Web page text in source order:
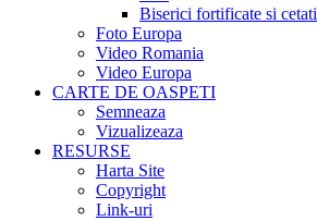
Biserici fortificate si cetati
Foto Europa
Video Romania
Video Europa
CARTE DE OASPETI
Semneaza
Vizualizeaza
RESURSE
Harta Site
Copyright
Link-uri